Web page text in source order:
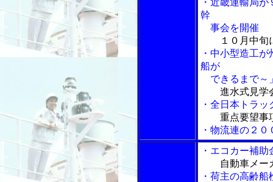
・近畿運輸局
幹
事会を開催
１０月中
・中小型造工
船が
できるまで～
進水式見学
・全日本トラ
重点要望事
・物流連の２
・エコカー補
自動車メー
・荷主の高齢